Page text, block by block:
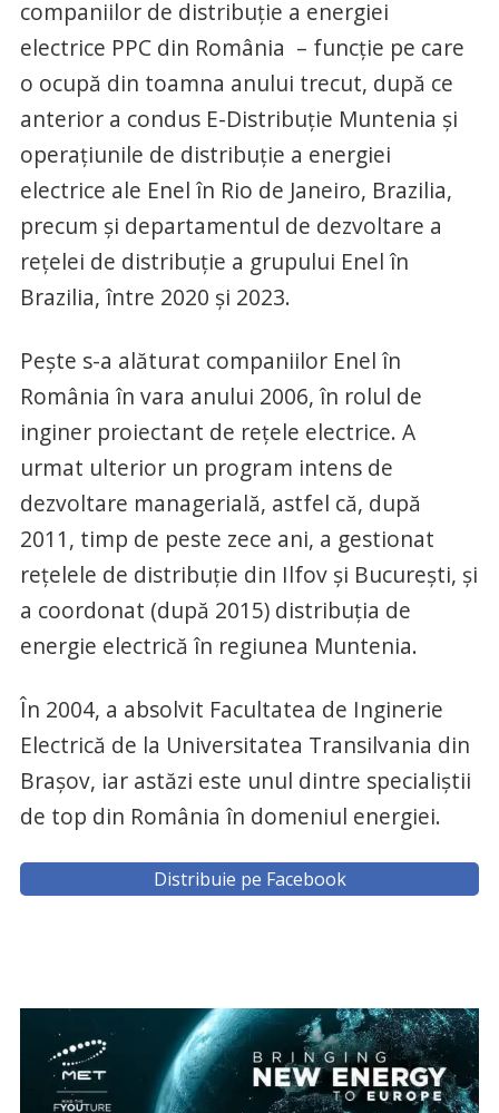
companiilor de distribuție a energiei
electrice PPC din România – funcție pe care
o ocupă din toamna anului trecut, după ce
anterior a condus E-Distribuție Muntenia și
operațiunile de distribuție a energiei
electrice ale Enel în Rio de Janeiro, Brazilia,
precum și departamentul de dezvoltare a
rețelei de distribuție a grupului Enel în
Brazilia, între 2020 și 2023.
Pește s-a alăturat companiilor Enel în
România în vara anului 2006, în rolul de
inginer proiectant de rețele electrice. A
urmat ulterior un program intens de
dezvoltare managerială, astfel că, după
2011, timp de peste zece ani, a gestionat
rețelele de distribuție din Ilfov și București, și
a coordonat (după 2015) distribuția de
energie electrică în regiunea Muntenia.
În 2004, a absolvit Facultatea de Inginerie
Electrică de la Universitatea Transilvania din
Brașov, iar astăzi este unul dintre specialiștii
de top din România în domeniul energiei.
Distribuie pe Facebook